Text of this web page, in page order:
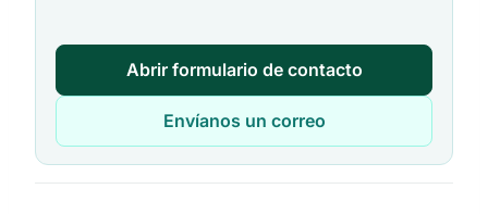
Abrir formulario de contacto
Envíanos un correo